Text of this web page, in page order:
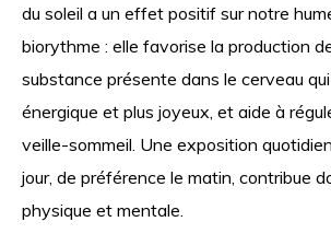
du soleil a un effet positif sur notre
biorythme : elle favorise la production
substance présente dans le cerveau
énergique et plus joyeux, et aide à
veille-sommeil. Une exposition
jour, de préférence le matin, contribue
physique et mentale.